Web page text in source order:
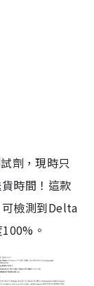
劑，現時只
時間！這款
檢測到Delta
。